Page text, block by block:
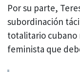
Por su parte,
subordinación
totalitario cubano
feminista que